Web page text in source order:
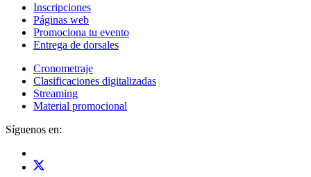
Inscripciones
Páginas web
Promociona tu evento
Entrega de dorsales
Cronometraje
Clasificaciones digitalizadas
Streaming
Material promocional
Síguenos en: